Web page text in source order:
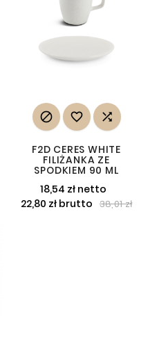
  
F2D CERES WHITE
FILIŻANKA ZE
SPODKIEM 90 ML
18,54 zł netto
22,80 zł brutto 38,01 zł